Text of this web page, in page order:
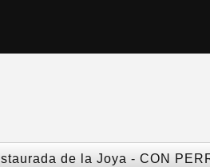
de la Joya - CON